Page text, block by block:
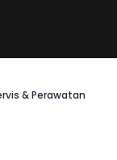
& Perawatan